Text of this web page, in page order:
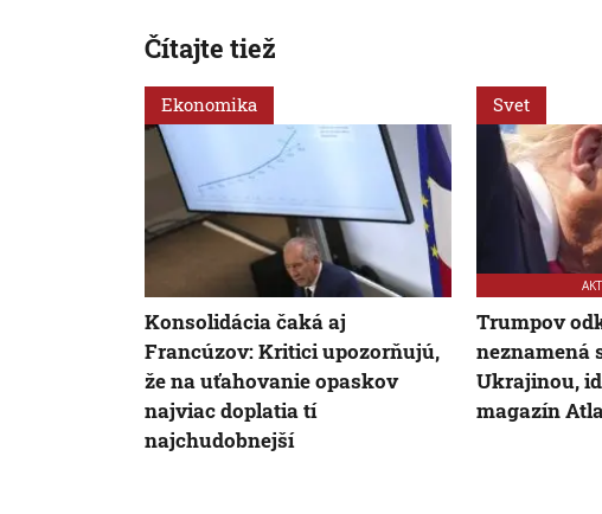
Čítajte tiež
Ekonomika
Konsolidácia čaká aj
Francúzov: Kritici upozorňujú,
že na uťahovanie opaskov
najviac doplatia tí
najchudobnejší
Svet
Trumpov
neznamená
Ukrajinou,
magazín